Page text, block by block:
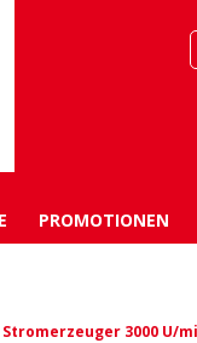
PROMOTIONEN
Stromerzeuger 3000 U/